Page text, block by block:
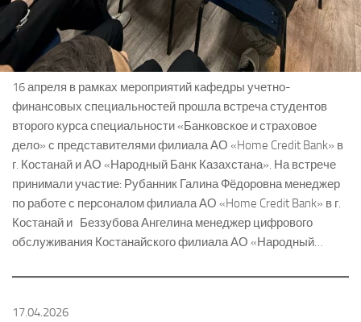
16 апреля в рамках мероприятий кафедры учетно-
финансовых специальностей прошла встреча студентов
второго курса специальности «Банковское и страховое
дело» с представителями филиала АО «Home Credit Bank» в
г. Костанай и АО «Народный Банк Казахстана». На встрече
принимали участие: Рубанник Галина Фёдоровна менеджер
по работе с персоналом филиала АО «Home Credit Bank» в г.
Костанай и Беззубова Ангелина менеджер цифрового
обслуживания Костанайского филиала АО «Народный…
17.04.2026